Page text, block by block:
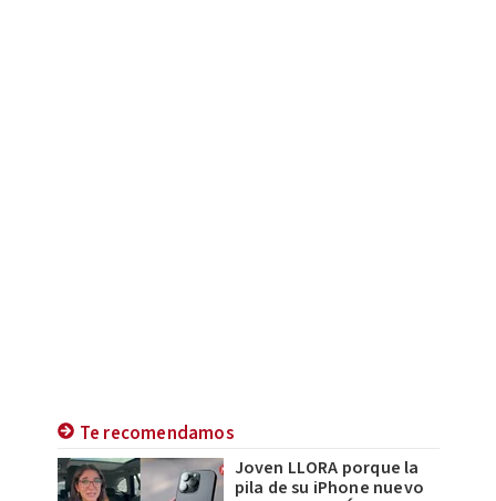
Te recomendamos
Joven LLORA porque la
pila de su iPhone nuevo